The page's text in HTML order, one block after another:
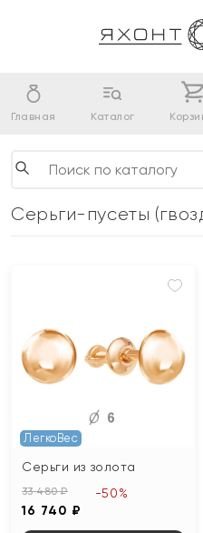
Главная Каталог
Серьги-пусеты
ЛегкоВес
Серьги из золота
33 480 ₽
16 740 ₽
-50%